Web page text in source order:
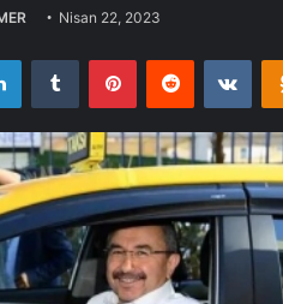
Nisan 22, 2023
LinkedInTumblr PinterestReddit